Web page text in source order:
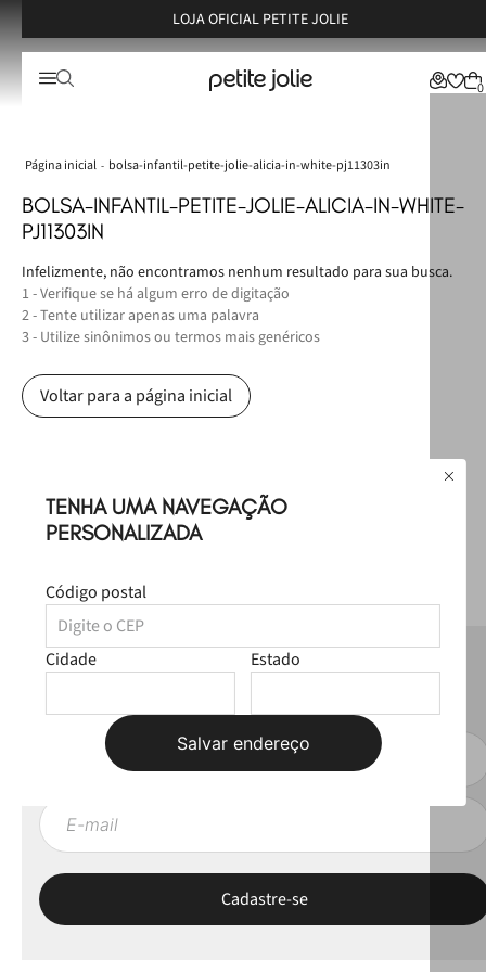
LOJA OFICIAL PETITE JOLIE
TENHA UMA NAVEGAÇÃO
PERSONALIZADA
Código postal
Cidade Estado
Salvar endereço
0
bolsa-infantil-petite-jolie-alicia-in-white-pj11303in
BOLSA-INFANTIL-PETITE-JOLIE-ALICIA-IN-WHITE-
PJ11303IN
Infelizmente, não encontramos nenhum resultado para sua busca.
1 - Verifique se há algum erro de digitação
2 - Tente utilizar apenas uma palavra
3 - Utilize sinônimos ou termos mais genéricos
Voltar para a página inicial
NEWSLETTER